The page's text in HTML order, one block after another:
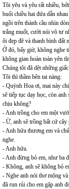
Tôi yêu và yêu rất nhiều,
buổi chiều hai đứa dẫn
ngồi trên thành cầu nhìn
trắng muốt, cười nói vô tư
ôi đẹp đẽ và thanh bình đất
Ở đó, bấy giờ, không nghe
không gian hoàn toàn yên
Chúng tôi đã dệt những
Tôi thì thầm bên tai nàng:
- Quỳnh Hoa ơi, mai này
sẽ tiếp tục dạy học, còn
chịu không?
- Anh trồng cho em một
- Ừ, anh sẽ trồng bất cứ cây
- Anh hứa thương em và
nghe.
- Anh hứa.
- Anh đừng bỏ em, như ba
- Không, anh sẽ không bỏ
- Nghe anh nói thơ mộng
đã run rủi cho em gặp anh